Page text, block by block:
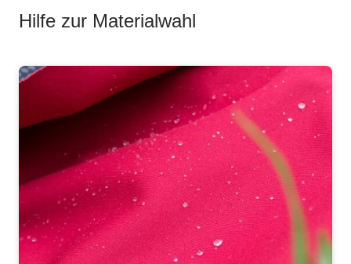
Hilfe zur Materialwahl